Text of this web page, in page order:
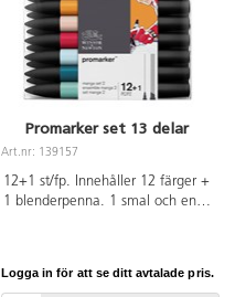
Promarker set 13 delar
Art.nr: 139157
12+1 st/fp. Innehåller 12 färger +
1 blenderpenna. 1 smal och en
Logga in för att se ditt avtalade pris.